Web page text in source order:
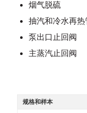
烟气脱硫
抽汽和冷水再热
泵出口止回阀
主蒸汽止回阀
规格和样本